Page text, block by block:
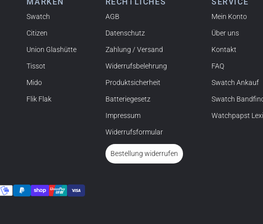
USA (Buffalo, NY) und habe bereits mehrere Uhren bei watchpapst
superschnell und die Uhr einwandfrei. Auch die Verpackung war sehr
jederzeit wieder!
Swatch
Citizen
Union Glashütte
Tissot
Mido
Flik Flak
AGB
Datenschutz
Zahlung / Versand
Widerrufsbelehrung
Produktsicherheit
Batteriegesetz
Impressum
Widerrufsformular
Bestellung widerrufen
Mein Konto
Über uns
Kontakt
FAQ
Swatch Ankauf
Swatch
Watchpapst